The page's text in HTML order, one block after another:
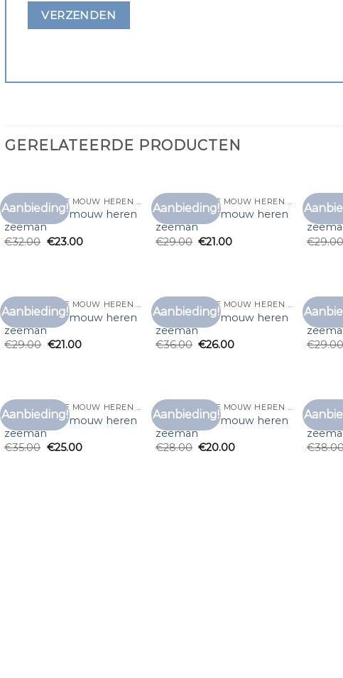
GERELATEERDE PRODUCTEN
Aanbieding!
Toevoegen
aan
t shirt lange mouw heren
zeeman
€32.00 €23.00
Aanbieding!
Toevoegen
aan
t shirt lange mouw heren
zeeman
€29.00 €21.00
t shirt
€29.00
Aanbieding!
Toevoegen
aan
T SHIRT LANGE MOUW HEREN ZEEMAN
t shirt lange mouw heren
zeeman
€29.00 €21.00
Aanbieding!
Toevoegen
aan
T SHIRT LANGE MOUW HEREN ZEEMAN
t shirt lange mouw heren
zeeman
€36.00 €26.00
t shirt
€29.00
Aanbieding!
Toevoegen
aan
T SHIRT LANGE MOUW HEREN ZEEMAN
t shirt lange mouw heren
zeeman
€35.00 €25.00
Aanbieding!
Toevoegen
aan
T SHIRT LANGE MOUW HEREN ZEEMAN
t shirt lange mouw heren
zeeman
€28.00 €20.00
t shirt
€